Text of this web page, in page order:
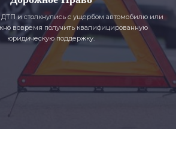
и столкнулись с ущербом автомобилю или
вовремя получить квалифицированную
юридическую поддержку.